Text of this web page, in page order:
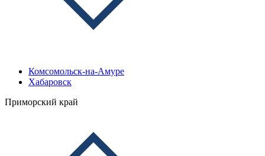
Комсомольск-на-Амуре
Хабаровск
Приморский край